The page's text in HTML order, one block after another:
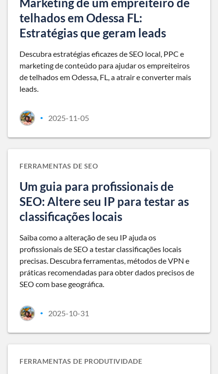
telhados em Odessa FL:
Estratégias que geram leads
Descubra estratégias eficazes de SEO local, PPC e
marketing de conteúdo para ajudar os empreiteiros
de telhados em Odessa, FL, a atrair e converter mais
leads.
• 2025-11-05
FERRAMENTAS DE SEO
Um guia para profissionais de
SEO: Altere seu IP para testar as
classificações locais
Saiba como a alteração de seu IP ajuda os
profissionais de SEO a testar classificações locais
precisas. Descubra ferramentas, métodos de VPN e
práticas recomendadas para obter dados precisos de
SEO com base geográfica.
• 2025-10-31
FERRAMENTAS DE PRODUTIVIDADE